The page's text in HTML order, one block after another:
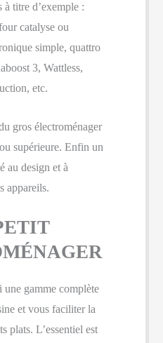
titre d’exemple :
catalyse ou
simple, quattro
3, Wattless,
etc.
gros électroménager
supérieure. Enfin un
au design et à
appareils.
une gamme complète
et vous faciliter la
plats. L’essentiel est